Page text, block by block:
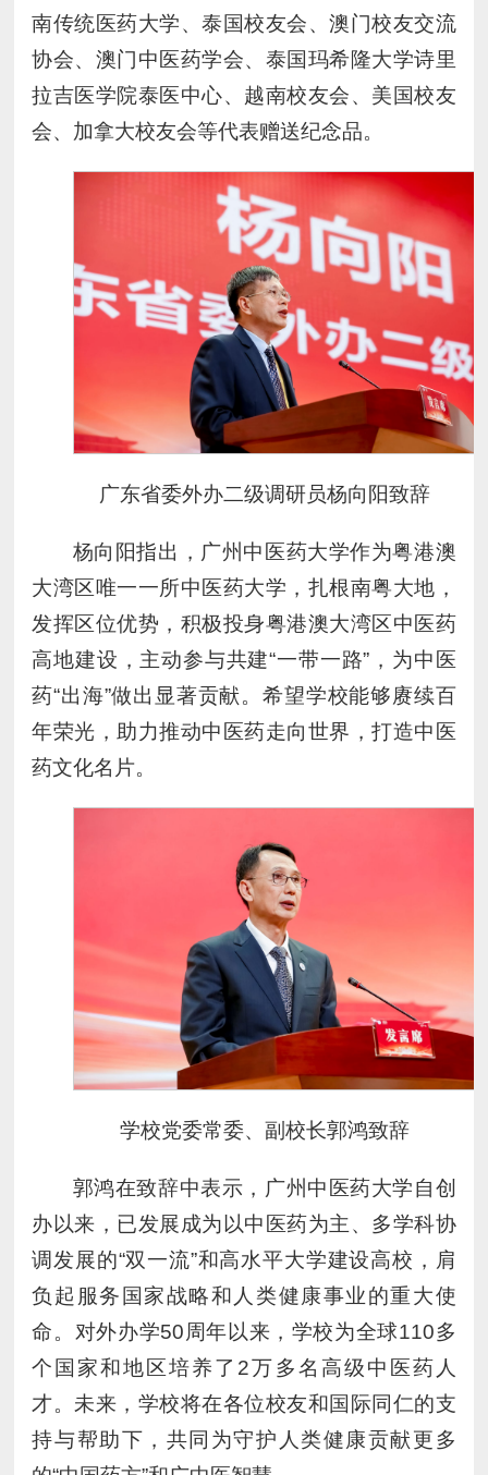
南传统医药大学、泰国校友会、澳门校友交流
协会、澳门中医药学会、泰国玛希隆大学诗里
拉吉医学院泰医中心、越南校友会、美国校友
会、加拿大校友会等代表赠送纪念品。
广东省委外办二级调研员杨向阳致辞
杨向阳指出，广州中医药大学作为粤港澳
大湾区唯一一所中医药大学，扎根南粤大地，
发挥区位优势，积极投身粤港澳大湾区中医药
高地建设，主动参与共建“一带一路”，为中医
药“出海”做出显著贡献。希望学校能够赓续百
年荣光，助力推动中医药走向世界，打造中医
药文化名片。
学校党委常委、副校长郭鸿致辞
郭鸿在致辞中表示，广州中医药大学自创
办以来，已发展成为以中医药为主、多学科协
调发展的“双一流”和高水平大学建设高校，肩
负起服务国家战略和人类健康事业的重大使
命。对外办学50周年以来，学校为全球110多
个国家和地区培养了2万多名高级中医药人
才。未来，学校将在各位校友和国际同仁的支
持与帮助下，共同为守护人类健康贡献更多